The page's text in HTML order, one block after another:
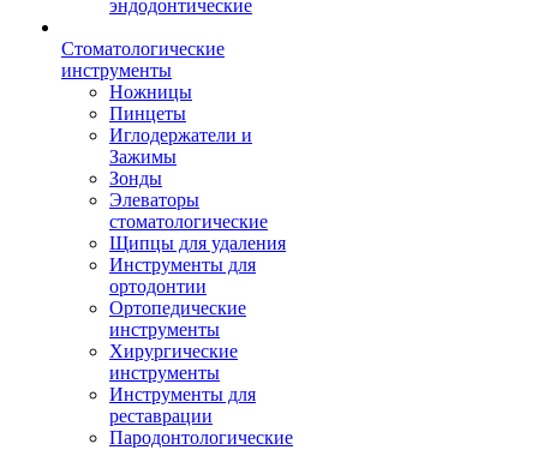
эндодонтические
Стоматологические
инструменты
Ножницы
Пинцеты
Иглодержатели и
Зажимы
Зонды
Элеваторы
стоматологические
Щипцы для удаления
Инструменты для
ортодонтии
Ортопедические
инструменты
Хирургические
инструменты
Инструменты для
реставрации
Пародонтологические